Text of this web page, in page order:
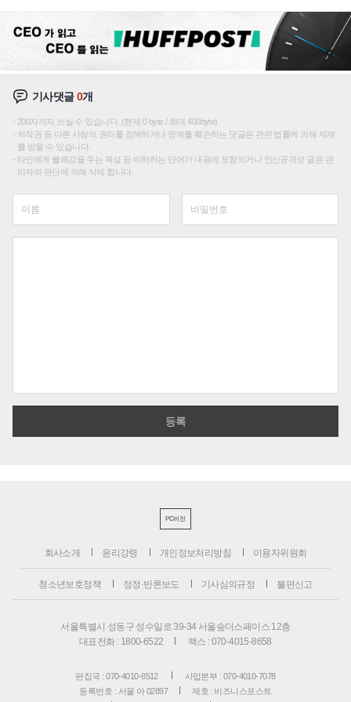
기사댓글0개
200자까지 쓰실 수 있습니다. (현재 0 byte / 최대 400byte)
저작권 등 다른 사람의 권리를 침해하거나 명예를 훼손하는 댓글은 관련 법률에 의해 제재
를 받을 수 있습니다.
타인에게 불쾌감을 주는 욕설 등 비하하는 단어가 내용에 포함되거나 인신공격성 글은 관
리자의 판단에 의해 삭제 합니다.
PC버전
회사소개 윤리강령 개인정보처리방침 이용자위원회
청소년보호정책 정정·반론보도 기사심의규정 불편신고
서울특별시 성동구 성수일로 39-34 서울숲더스페이스 12층
대표전화 : 1800-6522
팩스 : 070-4015-8658
편집국 : 070-4010-8512
사업본부 : 070-4010-7078
등록번호 : 서울 아 02897
제호 : 비즈니스포스트